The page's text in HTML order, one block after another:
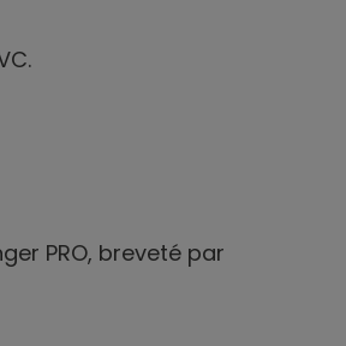
PRO, breveté par